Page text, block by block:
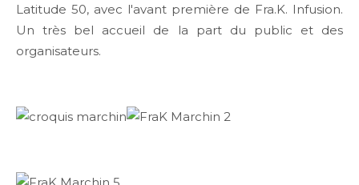
Latitude 50, avec l'avant première de Fra.K. Infusion.
Un très bel accueil de la part du public et des
organisateurs.